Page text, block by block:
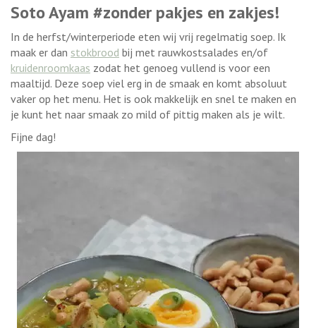
Soto Ayam #zonder pakjes en zakjes!
In de herfst/winterperiode eten wij vrij regelmatig soep. Ik
maak er dan stokbrood bij met rauwkostsalades en/of
kruidenroomkaas zodat het genoeg vullend is voor een
maaltijd. Deze soep viel erg in de smaak en komt absoluut
vaker op het menu. Het is ook makkelijk en snel te maken en
je kunt het naar smaak zo mild of pittig maken als je wilt.
Fijne dag!